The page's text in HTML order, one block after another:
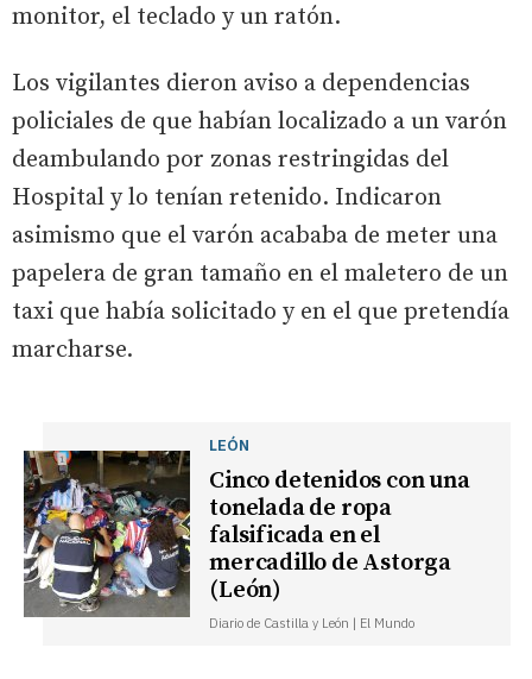
monitor, el teclado y un ratón.
Los vigilantes dieron aviso a dependencias
policiales de que habían localizado a un varón
deambulando por zonas restringidas del
Hospital y lo tenían retenido. Indicaron
asimismo que el varón acababa de meter una
papelera de gran tamaño en el maletero de un
taxi que había solicitado y en el que pretendía
marcharse.
LEÓN
Cinco detenidos con una
tonelada de ropa
falsificada en el
mercadillo de Astorga
(León)
Diario de Castilla y León | El Mundo